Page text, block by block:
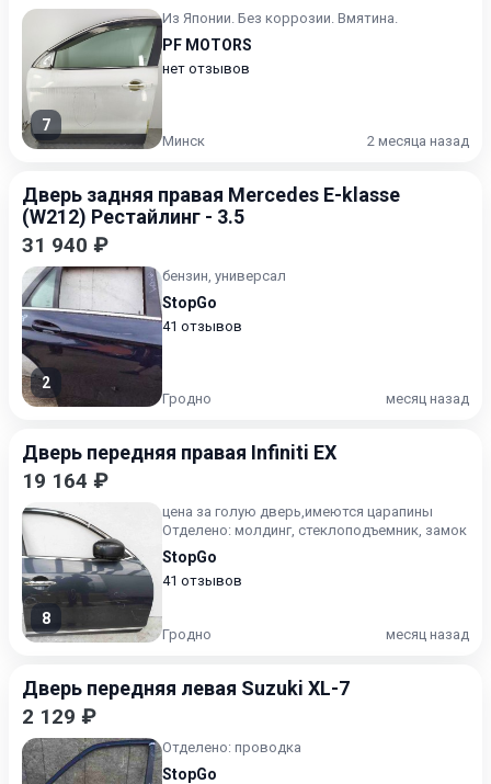
7
Из Японии. Без коррозии. Вмятина.
PF MOTORS
нет отзывов
Минск 2 месяца назад
Дверь задняя правая Mercedes E-klasse
(W212) Рестайлинг - 3.5
31 940 ₽
2
бензин, универсал
StopGo
41 отзывов
Гродно месяц назад
Дверь передняя правая Infiniti EX
19 164 ₽
8
цена за голую дверь,имеются царапины
Отделено: молдинг, стеклоподъемник, замок
StopGo
41 отзывов
Гродно месяц назад
Дверь передняя левая Suzuki XL-7
2 129 ₽
Отделено: проводка
StopGo